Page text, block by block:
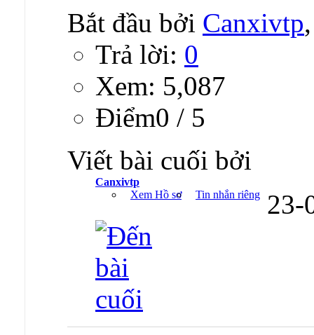
Bắt đầu bởi Canxivtp
Trả lời: 0
Xem: 5,087
Ðiểm0 / 5
Viết bài cuối bởi
Canxivtp
Xem Hồ sơ
Tin nhắn riêng 23-